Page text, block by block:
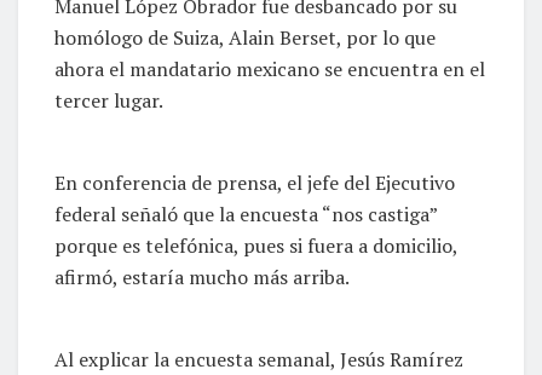
Manuel López Obrador fue desbancado por su
homólogo de Suiza, Alain Berset, por lo que
ahora el mandatario mexicano se encuentra en el
tercer lugar.
En conferencia de prensa, el jefe del Ejecutivo
federal señaló que la encuesta “nos castiga”
porque es telefónica, pues si fuera a domicilio,
afirmó, estaría mucho más arriba.
Al explicar la encuesta semanal, Jesús Ramírez